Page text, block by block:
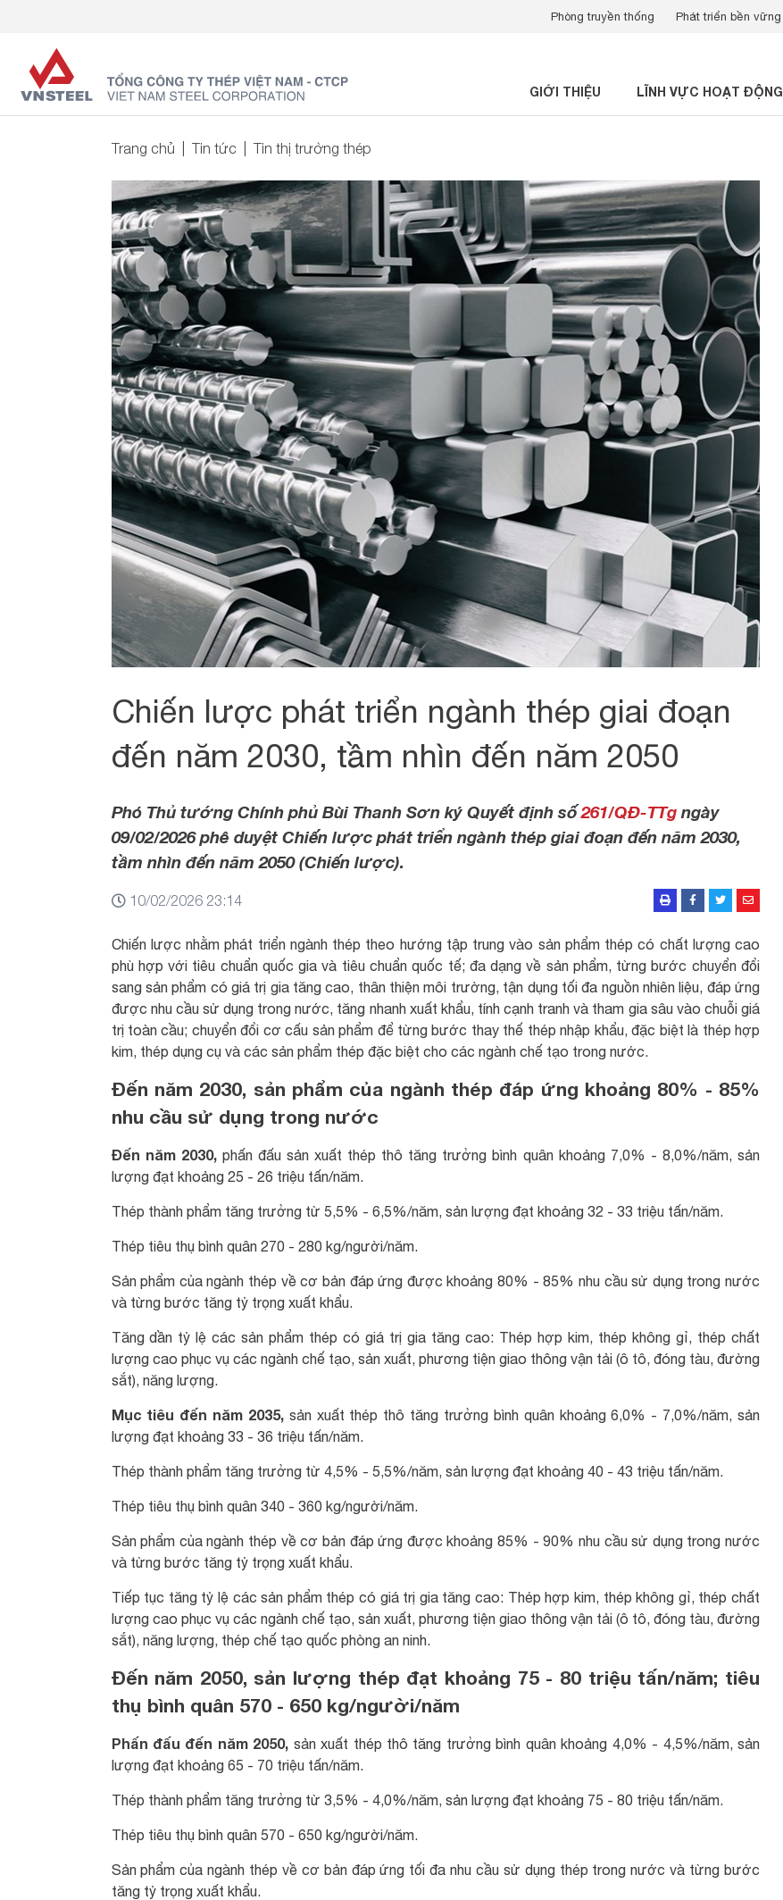
Phòng truyền thống Phát triển bền vững
GIỚI THIỆU LĨNH VỰC HOẠT ĐỘNG
Trang chủ Tin tức Tin thị trường thép
Chiến lược phát triển ngành thép giai đoạn
đến năm 2030, tầm nhìn đến năm 2050
Phó Thủ tướng Chính phủ Bùi Thanh Sơn ký Quyết định số261/QĐ-TTgngày
09/02/2026 phê duyệt Chiến lược phát triển ngành thép giai đoạn đến năm 2030,
tầm nhìn đến năm 2050 (Chiến lược).
10/02/2026 23:14
Chiến lược nhằm phát triển ngành thép theo hướng tập trung vào sản phẩm thép có chất lượng cao
phù hợp với tiêu chuẩn quốc gia và tiêu chuẩn quốc tế; đa dạng về sản phẩm, từng bước chuyển đổi
sang sản phẩm có giá trị gia tăng cao, thân thiện môi trường, tận dụng tối đa nguồn nhiên liệu, đáp ứng
được nhu cầu sử dụng trong nước, tăng nhanh xuất khẩu, tính cạnh tranh và tham gia sâu vào chuỗi giá
trị toàn cầu; chuyển đổi cơ cấu sản phẩm để từng bước thay thế thép nhập khẩu, đặc biệt là thép hợp
kim, thép dụng cụ và các sản phẩm thép đặc biệt cho các ngành chế tạo trong nước.
Đến năm 2030, sản phẩm của ngành thép đáp ứng khoảng 80% - 85%
nhu cầu sử dụng trong nước
Đến năm 2030, phấn đấu sản xuất thép thô tăng trưởng bình quân khoảng 7,0% - 8,0%/năm, sản
lượng đạt khoảng 25 - 26 triệu tấn/năm.
Thép thành phẩm tăng trưởng từ 5,5% - 6,5%/năm, sản lượng đạt khoảng 32 - 33 triệu tấn/năm.
Thép tiêu thụ bình quân 270 - 280 kg/người/năm.
Sản phẩm của ngành thép về cơ bản đáp ứng được khoảng 80% - 85% nhu cầu sử dụng trong nước
và từng bước tăng tỷ trọng xuất khẩu.
Tăng dần tỷ lệ các sản phẩm thép có giá trị gia tăng cao: Thép hợp kim, thép không gỉ, thép chất
lượng cao phục vụ các ngành chế tạo, sản xuất, phương tiện giao thông vận tải (ô tô, đóng tàu, đường
sắt), năng lượng.
Mục tiêu đến năm 2035, sản xuất thép thô tăng trưởng bình quân khoảng 6,0% - 7,0%/năm, sản
lượng đạt khoảng 33 - 36 triệu tấn/năm.
Thép thành phẩm tăng trưởng từ 4,5% - 5,5%/năm, sản lượng đạt khoảng 40 - 43 triệu tấn/năm.
Thép tiêu thụ bình quân 340 - 360 kg/người/năm.
Sản phẩm của ngành thép về cơ bản đáp ứng được khoảng 85% - 90% nhu cầu sử dụng trong nước
và từng bước tăng tỷ trọng xuất khẩu.
Tiếp tục tăng tỷ lệ các sản phẩm thép có giá trị gia tăng cao: Thép hợp kim, thép không gỉ, thép chất
lượng cao phục vụ các ngành chế tạo, sản xuất, phương tiện giao thông vận tải (ô tô, đóng tàu, đường
sắt), năng lượng, thép chế tạo quốc phòng an ninh.
Đến năm 2050, sản lượng thép đạt khoảng 75 - 80 triệu tấn/năm; tiêu
thụ bình quân 570 - 650 kg/người/năm
Phấn đấu đến năm 2050, sản xuất thép thô tăng trưởng bình quân khoảng 4,0% - 4,5%/năm, sản
lượng đạt khoảng 65 - 70 triệu tấn/năm.
Thép thành phẩm tăng trưởng từ 3,5% - 4,0%/năm, sản lượng đạt khoảng 75 - 80 triệu tấn/năm.
Thép tiêu thụ bình quân 570 - 650 kg/người/năm.
Sản phẩm của ngành thép về cơ bản đáp ứng tối đa nhu cầu sử dụng thép trong nước và từng bước
tăng tỷ trọng xuất khẩu.